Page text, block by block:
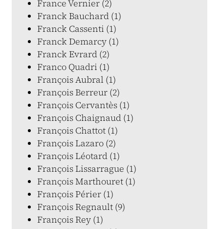
France Vernier (2)
Franck Bauchard (1)
Franck Cassenti (1)
Franck Demarcy (1)
Franck Evrard (2)
Franco Quadri (1)
François Aubral (1)
François Berreur (2)
François Cervantès (1)
François Chaignaud (1)
François Chattot (1)
François Lazaro (2)
François Léotard (1)
François Lissarrague (1)
François Marthouret (1)
François Périer (1)
François Regnault (9)
François Rey (1)